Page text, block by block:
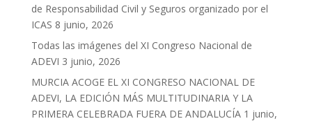
de Responsabilidad Civil y Seguros organizado por el
ICAS 8 junio, 2026
Todas las imágenes del XI Congreso Nacional de
ADEVI 3 junio, 2026
MURCIA ACOGE EL XI CONGRESO NACIONAL DE
ADEVI, LA EDICIÓN MÁS MULTITUDINARIA Y LA
PRIMERA CELEBRADA FUERA DE ANDALUCÍA 1 junio,